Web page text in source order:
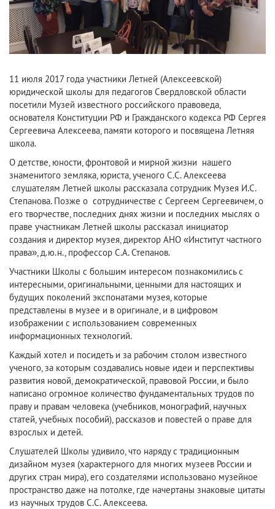
11 июля 2017 года участники Летней (Алексеевской)
юридической школы для педагогов Свердловской области
посетили Музей известного российского правоведа,
основателя Конституции РФ и Гражданского кодекса РФ Сергея
Сергеевича Алексеева, памяти которого и посвящена Летняя
школа.
О детстве, юности, фронтовой и мирной жизни нашего
знаменитого земляка, юриста, ученого С.С. Алексеева
слушателям Летней школы рассказала сотрудник Музея И.С.
Степанова. Позже о сотрудничестве с Сергеем Сергеевичем, о
его творчестве, последних днях жизни и последних мыслях о
праве участникам Летней школы рассказал инициатор
создания и директор музея, директор АНО «Институт частного
права», д.ю.н., профессор С.А. Степанов.
Участники Школы с большим интересом познакомились с
интересными, оригинальными, ценными для настоящих и
будущих поколений экспонатами музея, которые
представлены в музее и в оригинале, и в цифровом
изображении с использованием современных
информационных технологий.
Каждый хотел и посидеть и за рабочим столом известного
ученого, за которым создавались новые идеи и перспективы
развития новой, демократической, правовой России, и было
написано огромное количество фундаментальных трудов по
праву и правам человека (учебников, монографий, научных
статей, учебных пособий), рассказов и повестей о праве для
взрослых и детей.
Слушателей Школы удивило, что наряду с традиционным
дизайном музея (характерного для многих музеев России и
других стран мира), его создателями использовано музейное
пространство даже на потолке, где начертаны знаковые цитаты
из научных трудов С.С. Алексеева.